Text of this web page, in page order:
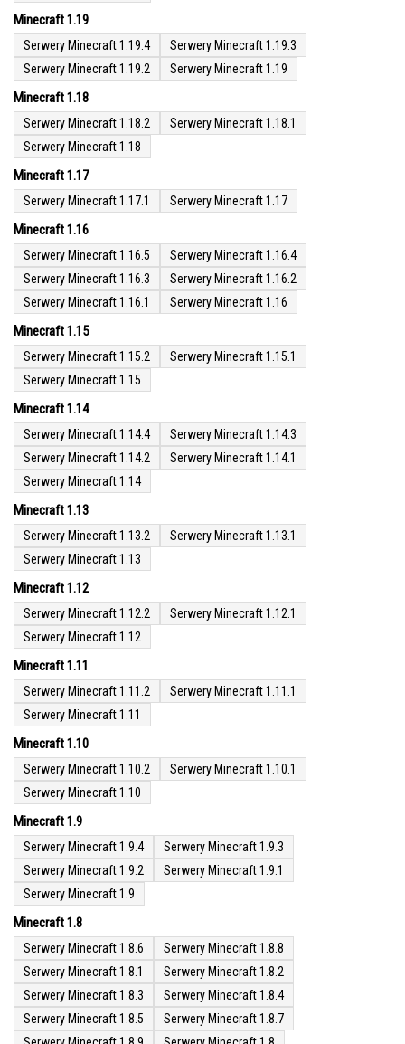
Minecraft 1.19
Serwery Minecraft 1.19.4
Serwery Minecraft 1.19.3
Serwery Minecraft 1.19.2
Serwery Minecraft 1.19
Minecraft 1.18
Serwery Minecraft 1.18.2
Serwery Minecraft 1.18.1
Serwery Minecraft 1.18
Minecraft 1.17
Serwery Minecraft 1.17.1 Serwery Minecraft 1.17
Minecraft 1.16
Serwery Minecraft 1.16.5
Serwery Minecraft 1.16.4
Serwery Minecraft 1.16.3
Serwery Minecraft 1.16.2
Serwery Minecraft 1.16.1
Serwery Minecraft 1.16
Minecraft 1.15
Serwery Minecraft 1.15.2
Serwery Minecraft 1.15.1
Serwery Minecraft 1.15
Minecraft 1.14
Serwery Minecraft 1.14.4
Serwery Minecraft 1.14.3
Serwery Minecraft 1.14.2
Serwery Minecraft 1.14.1
Serwery Minecraft 1.14
Minecraft 1.13
Serwery Minecraft 1.13.2
Serwery Minecraft 1.13.1
Serwery Minecraft 1.13
Minecraft 1.12
Serwery Minecraft 1.12.2
Serwery Minecraft 1.12.1
Serwery Minecraft 1.12
Minecraft 1.11
Serwery Minecraft 1.11.2
Serwery Minecraft 1.11.1
Serwery Minecraft 1.11
Minecraft 1.10
Serwery Minecraft 1.10.2
Serwery Minecraft 1.10.1
Serwery Minecraft 1.10
Minecraft 1.9
Serwery Minecraft 1.9.4
Serwery Minecraft 1.9.3
Serwery Minecraft 1.9.2
Serwery Minecraft 1.9.1
Serwery Minecraft 1.9
Minecraft 1.8
Serwery Minecraft 1.8.6
Serwery Minecraft 1.8.8
Serwery Minecraft 1.8.1
Serwery Minecraft 1.8.2
Serwery Minecraft 1.8.3
Serwery Minecraft 1.8.4
Serwery Minecraft 1.8.5
Serwery Minecraft 1.8.7